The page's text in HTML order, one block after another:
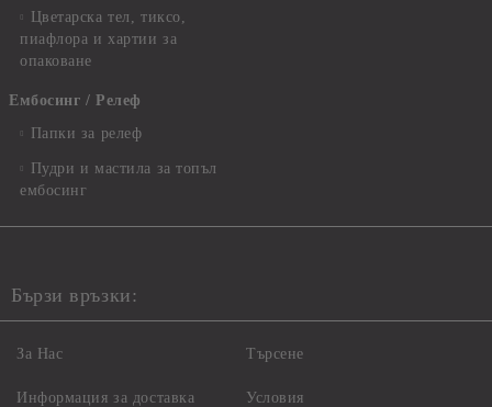
Цветарска тел, тиксо,
пиафлора и хартии за
опаковане
Ембосинг / Релеф
Папки за релеф
Пудри и мастила за топъл
ембосинг
Бързи връзки:
За Нас
Информация за доставка
Търсене
Условия